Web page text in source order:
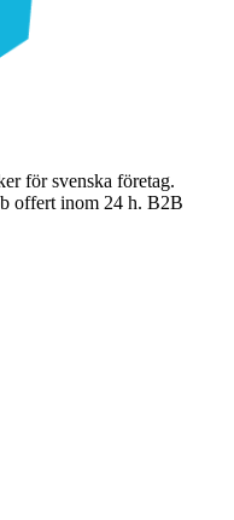
för svenska företag.
offert inom 24 h. B2B